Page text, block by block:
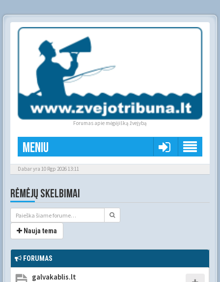
Forumas apie mėgėjišką žvejybą
Meniu
Dabar yra 10 Rgp 2026 13:11
RĖMĖJŲ SKELBIMAI
Nauja tema
FORUMAS
galvakablis.lt